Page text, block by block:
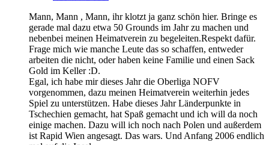
Mann, Mann , Mann, ihr klotzt ja ganz schön hier. Bringe es
gerade mal dazu etwa 50 Grounds im Jahr zu machen und
nebenbei meinen Heimatverein zu begeleiten.Respekt dafür.
Frage mich wie manche Leute das so schaffen, entweder
arbeiten die nicht, oder haben keine Familie und einen Sack
Gold im Keller :D.
Egal, ich habe mir dieses Jahr die Oberliga NOFV
vorgenommen, dazu meinen Heimatverein weiterhin jedes
Spiel zu unterstützen. Habe dieses Jahr Länderpunkte in
Tschechien gemacht, hat Spaß gemacht und ich will da noch
einige machen. Dazu will ich noch nach Polen und außerdem
ist Rapid Wien angesagt. Das wars. Und Anfang 2006 endlich